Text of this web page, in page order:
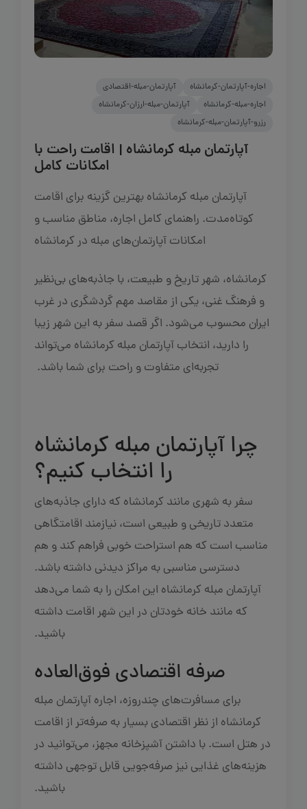
اجاره-آپارتمان-کرمانشاه
آپارتمان-مبله-اقتصادی
اجاره-مبله-کرمانشاه
آپارتمان-مبله-ارزان-کرمانشاه
رزرو-آپارتمان-مبله-کرمانشاه
آپارتمان مبله کرمانشاه | اقامت راحت با
امکانات کامل
آپارتمان مبله کرمانشاه بهترین گزینه برای اقامت
کوتاه‌مدت. راهنمای کامل اجاره، مناطق مناسب و
امکانات آپارتمان‌های مبله در کرمانشاه
کرمانشاه، شهر تاریخ و طبیعت، با جاذبه‌های بی‌نظیر
و فرهنگ غنی، یکی از مقاصد مهم گردشگری در غرب
ایران محسوب می‌شود. اگر قصد سفر به این شهر زیبا
را دارید، انتخاب آپارتمان مبله کرمانشاه می‌تواند
تجربه‌ای متفاوت و راحت برای شما باشد.
چرا آپارتمان مبله کرمانشاه
را انتخاب کنیم؟
سفر به شهری مانند کرمانشاه که دارای جاذبه‌های
متعدد تاریخی و طبیعی است، نیازمند اقامتگاهی
مناسب است که هم استراحت خوبی فراهم کند و هم
دسترسی مناسبی به مراکز دیدنی داشته باشد.
آپارتمان مبله کرمانشاه این امکان را به شما می‌دهد
که مانند خانه خودتان در این شهر اقامت داشته
باشید.
صرفه اقتصادی فوق‌العاده
برای مسافرت‌های چندروزه، اجاره آپارتمان مبله
کرمانشاه از نظر اقتصادی بسیار به‌ صرفه‌تر از اقامت
در هتل است. با داشتن آشپزخانه مجهز، می‌توانید در
هزینه‌های غذایی نیز صرفه‌جویی قابل توجهی داشته
باشید.